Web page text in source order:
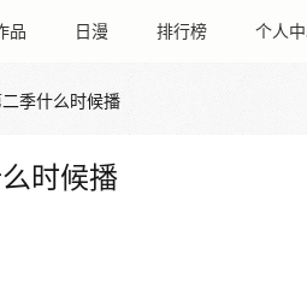
品 日漫 排行榜 个人
季什么时候播
时候播